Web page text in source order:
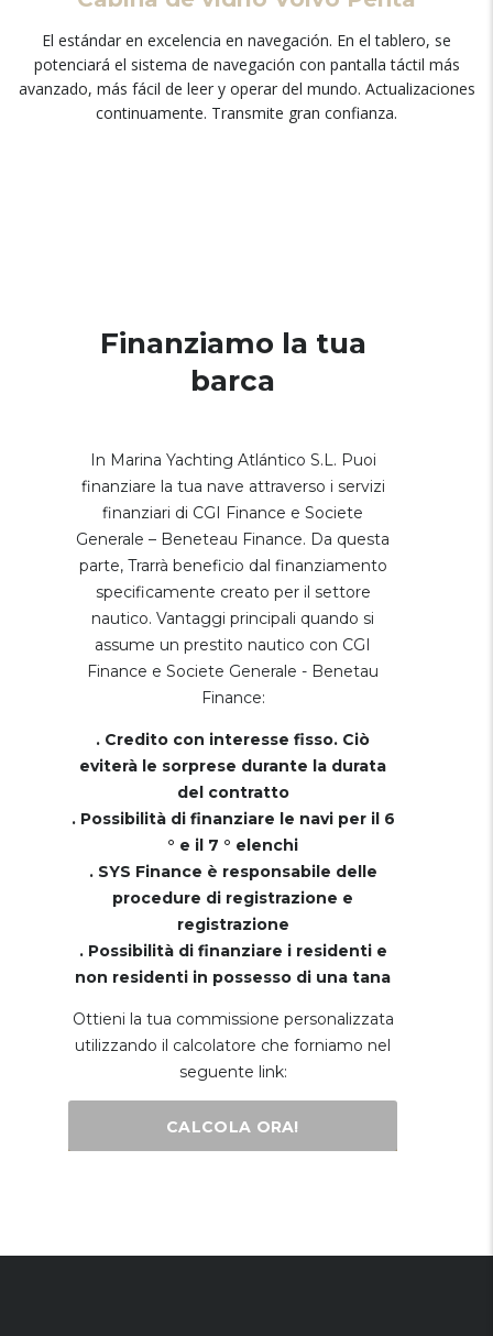
El estándar en excelencia en navegación. En el tablero, se
potenciará el sistema de navegación con pantalla táctil más
avanzado, más fácil de leer y operar del mundo. Actualizaciones
continuamente. Transmite gran confianza.
Finanziamo la tua
barca
In Marina Yachting Atlántico S.L. Puoi
finanziare la tua nave attraverso i servizi
finanziari di CGI Finance e Societe
Generale – Beneteau Finance. Da questa
parte, Trarrà beneficio dal finanziamento
specificamente creato per il settore
nautico. Vantaggi principali quando si
assume un prestito nautico con CGI
Finance e Societe Generale - Benetau
Finance:
. Credito con interesse fisso. Ciò
eviterà le sorprese durante la durata
del contratto
. Possibilità di finanziare le navi per il 6
° e il 7 ° elenchi
. SYS Finance è responsabile delle
procedure di registrazione e
registrazione
. Possibilità di finanziare i residenti e
non residenti in possesso di una tana
Ottieni la tua commissione personalizzata
utilizzando il calcolatore che forniamo nel
seguente link:
CALCOLA ORA!